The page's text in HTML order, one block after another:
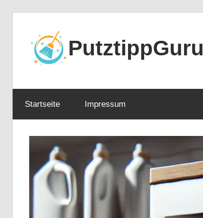
springen
PutztippGuru
Startseite Impressum